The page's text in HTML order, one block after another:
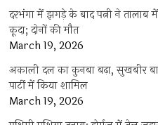
दरभंगा में झगड़े के बाद पत्नी ने तालाब
कूदा; दोनों की मौत
March 19, 2026
अकाली दल का कुनबा बढ़ा, सुखबीर
पार्टी में किया शामिल
March 19, 2026